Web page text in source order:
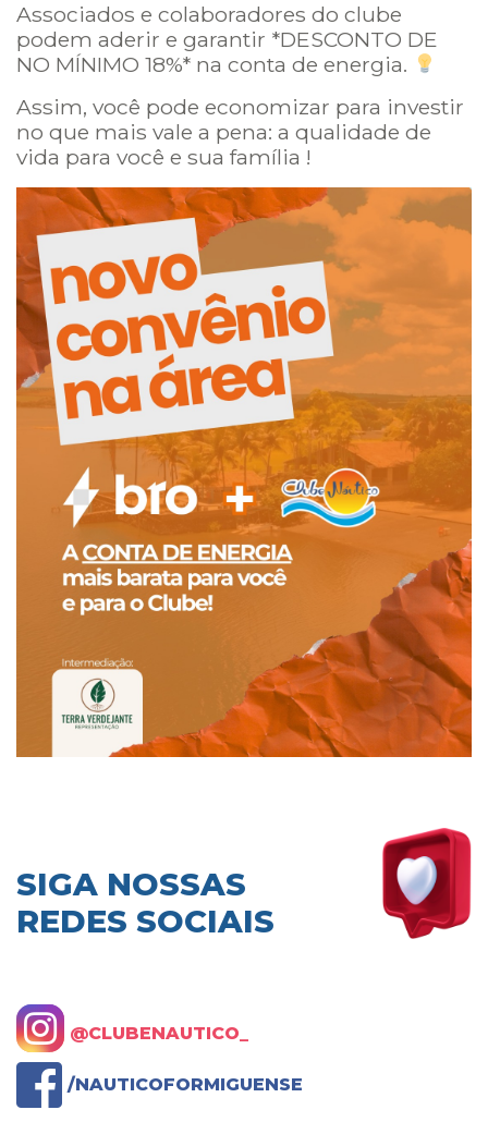
Associados e colaboradores do clube
podem aderir e garantir *DESCONTO DE
NO MÍNIMO 18%* na conta de energia.
Assim, você pode economizar para investir
no que mais vale a pena: a qualidade de
vida para você e sua família !
SIGA NOSSAS
REDES SOCIAIS
@CLUBENAUTICO_
/NAUTICOFORMIGUENSE